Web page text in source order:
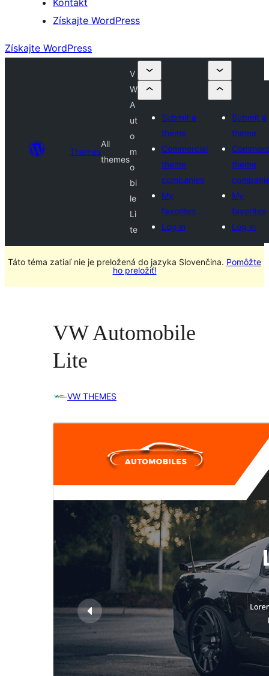
Kontakt
Získajte WordPress
Získajte WordPress
Themes
All
themes
V
W
A
ut
o
m
o
bi
le
Li
te
Submit a
theme
Commercial
theme
companies
My
favorites
Log in
Submit a
theme
theme
My
favorites
Log in
Táto téma zatiaľ nie je preložená do jazyka Slovenčina. Pomôžte
ho preložiť!
VW Automobile
Lite
VW THEMES